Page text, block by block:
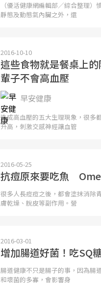
（優活健康網編輯部／綜合整理
靜態及動態氣內臟之外，還
2016-10-10
這些食物就是餐桌上
輩子不會高血壓
早安健康
造成高血壓的五大生理現象，很多
升高，刺激交感神經讓血管
2016-05-25
抗痘原來要吃魚
很多人長痘痘之後，都會塗抹消除
膚乾燥、脫皮等副作用。營
2016-03-01
增加腸道好菌！吃SQ
腸道健康不只是腸子的事，因為腸
和壞菌的多寡，會影響身